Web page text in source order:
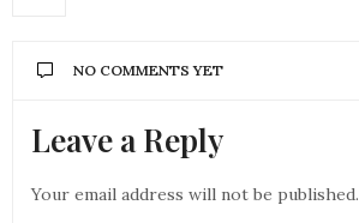
NO COMMENTS YET
Leave a Reply
Your email address will not be published.